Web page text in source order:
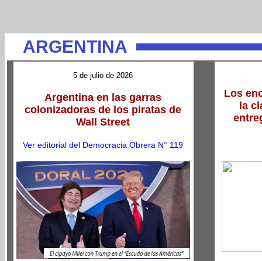
ARGENTINA
5 de julio de 2026
Argentina en las garras
colonizadoras de los piratas de
Wall Street
Ver editorial del Democracia Obrera N° 119
Los
la